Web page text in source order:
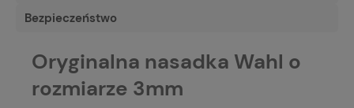
Bezpieczeństwo
Oryginalna nasadka Wahl o
rozmiarze 3mm